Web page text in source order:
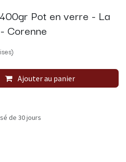
Pot en verre - La
Corenne
Ajouter au panier
de 30 jours